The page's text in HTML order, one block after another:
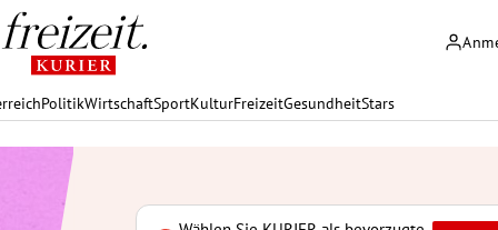
PolitikWirtschaftSportKulturFreizeitGesundheitStars